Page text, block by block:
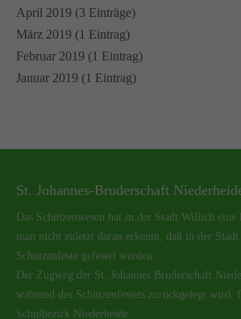
April 2019 (3 Einträge)
März 2019 (1 Eintrag)
Februar 2019 (1 Eintrag)
Januar 2019 (1 Eintrag)
St. Johannes-Bruderschaft
Das Schützenwesen hat in der Stadt Willich
man nicht zuletzt daran erkennt, daß in der
Schützenfeste gefeiert werden.
Der Zugweg der St. Johannes Bruderschaft
während des Schützenfestets zurückgelegt wird,
Schulbezirk Niederheide.